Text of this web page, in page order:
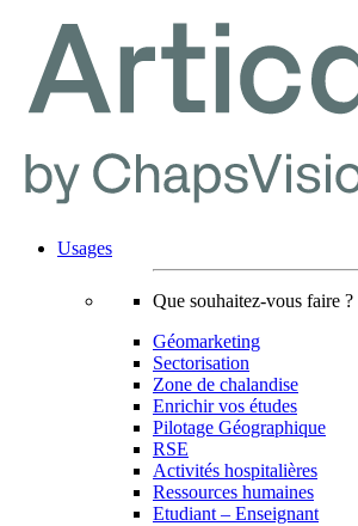
Usages
Que souhaitez-vous faire ?
Géomarketing
Sectorisation
Zone de chalandise
Enrichir vos études
Pilotage Géographique
RSE
Activités hospitalières
Ressources humaines
Etudiant – Enseignant